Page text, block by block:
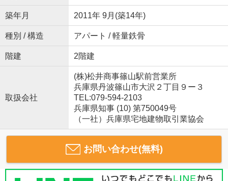
築年月 2011年 9月(築14年)
種別 / 構造 アパート / 軽量鉄骨
階建 2階建
取扱会社
(株)松井商事篠山駅前営業所
兵庫県丹波篠山市大沢２丁目９ー３
TEL:079-594-2103
兵庫県知事 (10) 第750049号
（一社）兵庫県宅地建物取引業協会
お問い合わせ(無料)